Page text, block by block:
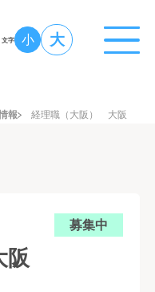
文字 小 大
報
経理職（大阪） 大阪
募集中
阪